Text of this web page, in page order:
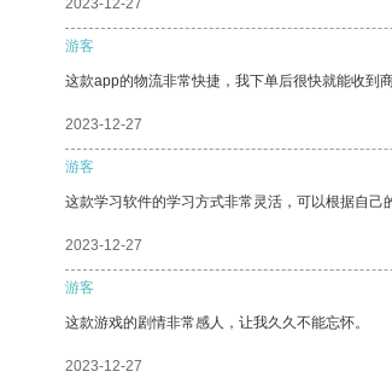
2023-12-27
游客
这款app的物流非常快捷，我下单后很快就能收到商
2023-12-27
游客
这款学习软件的学习方式非常灵活，可以根据自己
2023-12-27
游客
这款游戏的剧情非常感人，让我久久不能忘怀。
2023-12-27